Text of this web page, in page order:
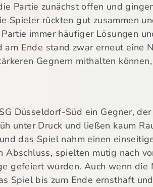
Partie zunächst offen und
rückten gut zusammen
immer häufiger Lösungen
am Ende stand zwar erneut eine
Gegnern mithalten
Düsseldorf-Süd ein Gegner,
unter Druck und ließen kaum
das Spiel nahm einen
spielten mutig nach
gefeiert wurden. Auch wenn
Spiel bis zum Ende ernsthaft